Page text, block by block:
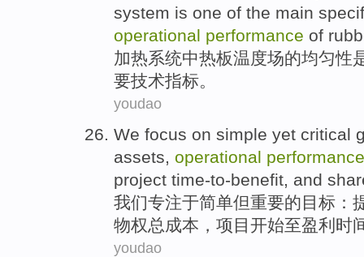
system is one of the main
operational performance of
加热系统中热板温度场的均匀性
要技术指标。
youdao
We focus on simple yet critical
assets, operational performance
project time-to-benefit, and
我们专注于简单但重要的目标 ：
物权总成本 ， 项目开始至盈利 时
youdao